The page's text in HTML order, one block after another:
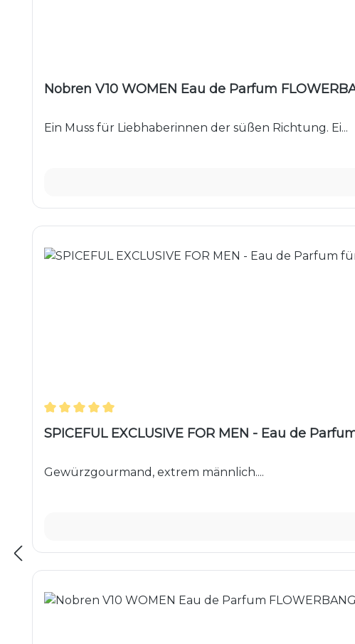
Ein Muss für Liebhaberinnen der süßen Richtung. Ei...
Durchschnittliche Bewertung von 5 von 5 Sternen
SPICEFUL EXCLUSIVE FOR MEN - Eau de
Gewürzgourmand, extrem männlich....